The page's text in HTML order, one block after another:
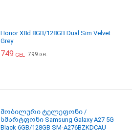
Honor X8d 8GB/128GB Dual Sim Velvet
Grey
749 GEL 799GEL
მობილური ტელეფონი /
სმარტფონი Samsung Galaxy A27 5G
Black 6GB/128GB SM-A276BZKDCAU